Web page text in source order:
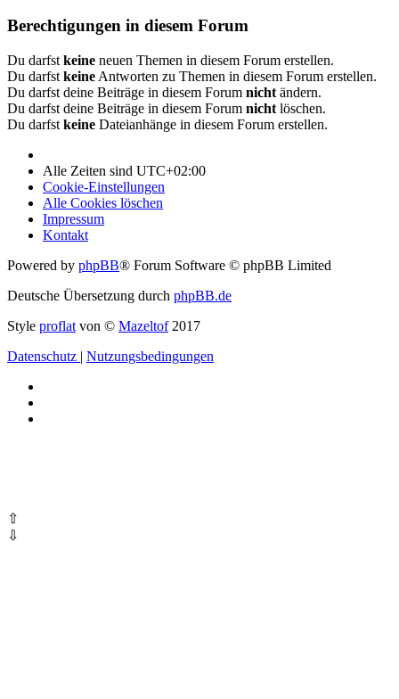
Berechtigungen in diesem Forum
Du darfst keine neuen Themen in diesem Forum erstellen.
Du darfst keine Antworten zu Themen in diesem Forum erstellen.
Du darfst deine Beiträge in diesem Forum nicht ändern.
Du darfst deine Beiträge in diesem Forum nicht löschen.
Du darfst keine Dateianhänge in diesem Forum erstellen.
Alle Zeiten sind UTC+02:00
Cookie-Einstellungen
Alle Cookies löschen
Impressum
Kontakt
Powered by phpBB® Forum Software © phpBB Limited
Deutsche Übersetzung durch phpBB.de
Style proflat von © Mazeltof2017
Datenschutz | Nutzungsbedingungen
⇧
⇩